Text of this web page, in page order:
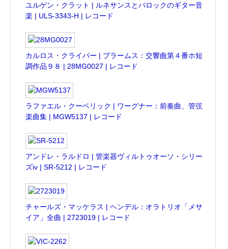
ユルゲン・クラット | ルネサンスとバロックのギター音
楽 | ULS-3343-H | レコード
カルロス・クライバー | ブラームス：交響曲第４番ホ短
調作品９８ | 28MG0027 | レコード
ラファエル・クーベリック | ワーグナー：前奏曲、管弦
楽曲集 | MGW5137 | レコード
アンドレ・ラルドロ | 管楽器ヴィルトゥオーソ・シリー
ズiv | SR-5212 | レコード
チャールズ・マッケラス | ヘンデル：オラトリオ「メサ
イア」全曲 | 2723019 | レコード